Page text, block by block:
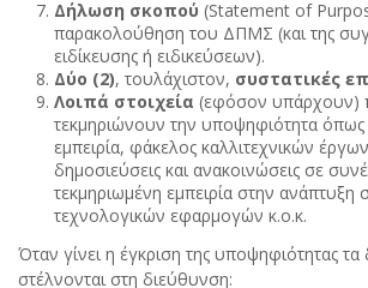
Δήλωση σκοπού (Statement of
παρακολούθηση του ΔΠΜΣ (και της
ειδίκευσης ή ειδικεύσεων).
Δύο (2), τουλάχιστον, συστατικές
Λοιπά στοιχεία (εφόσον υπάρχουν)
τεκμηριώνουν την υποψηφιότητα όπως
εμπειρία, φάκελος καλλιτεχνικών
δημοσιεύσεις και ανακοινώσεις σε
τεκμηριωμένη εμπειρία στην ανάπτυξη
τεχνολογικών εφαρμογών κ.ο.κ.
Όταν γίνει η έγκριση της υποψηφιότητας τα
στέλνονται στη διεύθυνση: